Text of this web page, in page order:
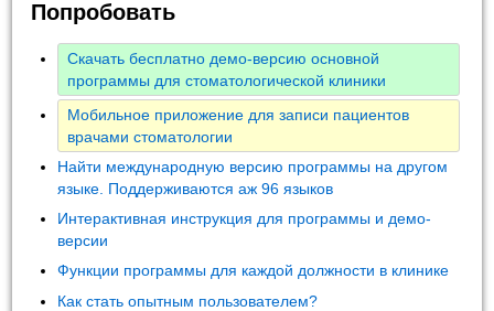
Попробовать
Скачать бесплатно демо-версию основной
программы для стоматологической клиники
Мобильное приложение для записи пациентов
врачами стоматологии
Найти международную версию программы на другом
языке. Поддерживаются аж 96 языков
Интерактивная инструкция для программы и демо-
версии
Функции программы для каждой должности в клинике
Как стать опытным пользователем?